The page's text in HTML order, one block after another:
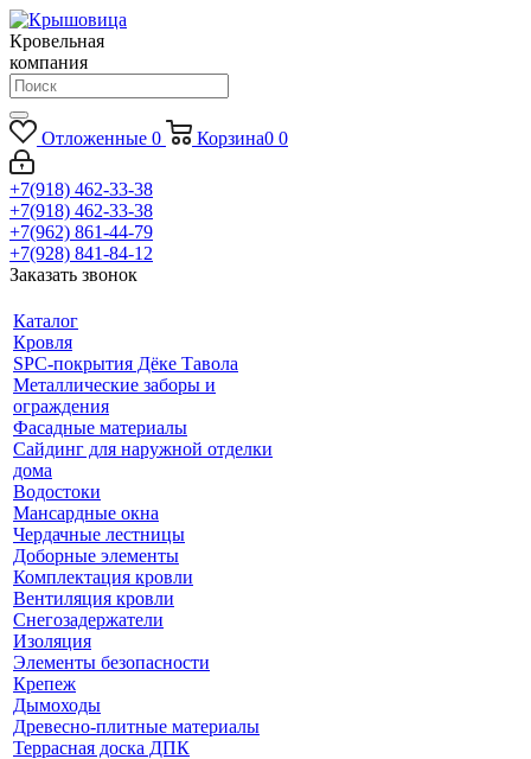
Кровельная
компания
Отложенные 0 Корзина0 0
+7(918) 462-33-38
+7(918) 462-33-38
+7(962) 861-44-79
+7(928) 841-84-12
Заказать звонок
Каталог
Кровля
SPC-покрытия Дёке Тавола
Металлические заборы и
ограждения
Фасадные материалы
Сайдинг для наружной отделки
дома
Водостоки
Мансардные окна
Чердачные лестницы
Доборные элементы
Комплектация кровли
Вентиляция кровли
Снегозадержатели
Изоляция
Элементы безопасности
Крепеж
Дымоходы
Древесно-плитные материалы
Террасная доска ДПК